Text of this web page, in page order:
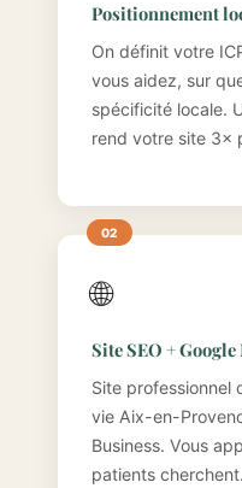
Positionnement
On définit votre
vous aidez, sur
spécificité locale.
rend votre site 3×
🌐
Site SEO +
Site professionnel
vie Aix-en-
Business. Vous
patients cherchent.